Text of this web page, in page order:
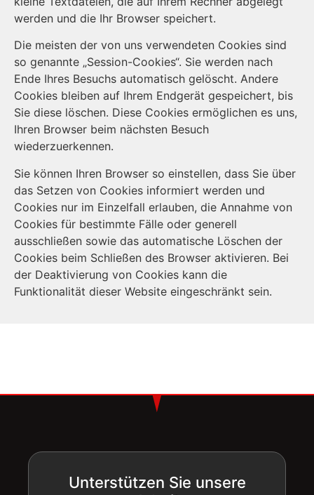
werden und die Ihr Browser speichert.
Die meisten der von uns verwendeten Cookies sind
so genannte „Session-Cookies“. Sie werden nach
Ende Ihres Besuchs automatisch gelöscht. Andere
Cookies bleiben auf Ihrem Endgerät gespeichert, bis
Sie diese löschen. Diese Cookies ermöglichen es uns,
Ihren Browser beim nächsten Besuch
wiederzuerkennen.
Sie können Ihren Browser so einstellen, dass Sie über
das Setzen von Cookies informiert werden und
Cookies nur im Einzelfall erlauben, die Annahme von
Cookies für bestimmte Fälle oder generell
ausschließen sowie das automatische Löschen der
Cookies beim Schließen des Browser aktivieren. Bei
der Deaktivierung von Cookies kann die
Funktionalität dieser Website eingeschränkt sein.
Unterstützen Sie unsere